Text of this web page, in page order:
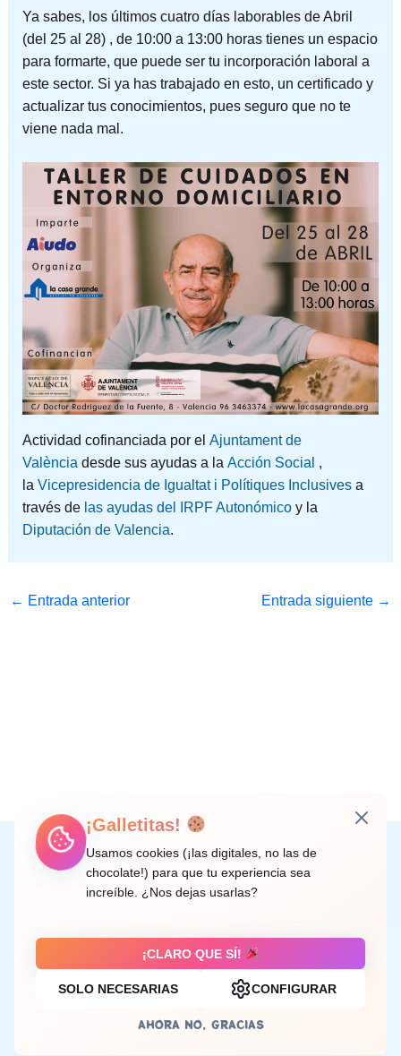
Ya sabes, los últimos cuatro días laborables de Abril
(del 25 al 28) , de 10:00 a 13:00 horas tienes un espacio
para formarte, que puede ser tu incorporación laboral a
este sector. Si ya has trabajado en esto, un certificado y
actualizar tus conocimientos, pues seguro que no te
viene nada mal.
Actividad cofinanciada por el Ajuntament de
València desde sus ayudas a la Acción Social ,
la Vicepresidencia de Igualtat i Polítiques Inclusives a
través de las ayudas del IRPF Autonómicoy la
Diputación de Valencia.
← Entrada anterior Entrada siguiente →
Instagram
Facebook
X LinkedIn
Correo electrónico
C/ Doctor Rodríguez de la Fuente, 8 València
Aviso legal
¡Galletitas!
Usamos cookies (¡las digitales, no las de
chocolate!) para que tu experiencia sea
increíble. ¿Nos dejas usarlas?
¡CLARO QUE SÍ!
SOLO NECESARIAS CONFIGURAR
AHORA NO, GRACIAS